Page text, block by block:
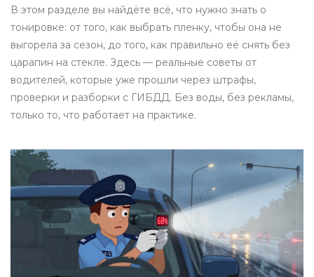
В этом разделе вы найдёте всё, что нужно знать о
тонировке: от того, как выбрать пленку, чтобы она не
выгорела за сезон, до того, как правильно её снять без
царапин на стекле. Здесь — реальные советы от
водителей, которые уже прошли через штрафы,
проверки и разборки с ГИБДД. Без воды, без рекламы,
только то, что работает на практике.